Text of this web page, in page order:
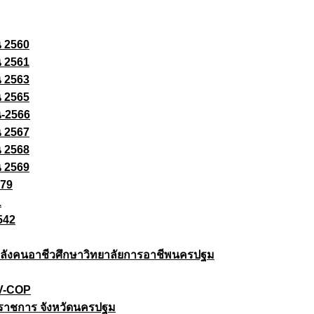
2560
2561
2563
2565
2566
2567
2568
2569
งคนอาชีวศึกษาวิทยาลัยการอาชีพนครปฐม
COP
าชการ จังหวัดนครปฐม